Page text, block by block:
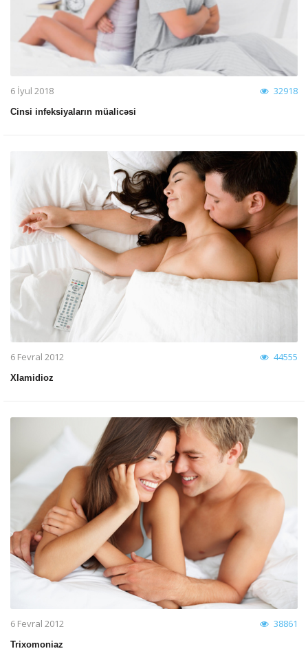
6 İyul 2018 32918
Cinsi infeksiyaların müalicəsi
6 Fevral 2012 44555
Xlamidioz
6 Fevral 2012 38861
Trixomoniaz